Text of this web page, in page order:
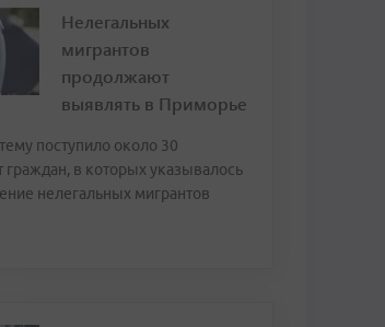
Нелегальных
мигрантов
продолжают
выявлять в Приморье
поступило около 30
в которых указывалось
нелегальных мигрантов